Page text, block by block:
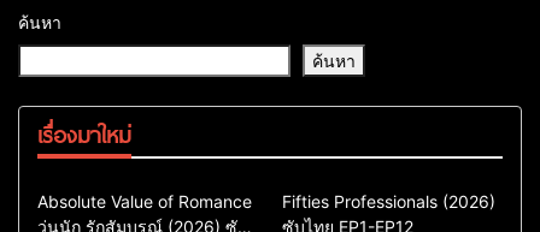
ค้นหา
ค้นหา
เรื่องมาใหม่
Comedy
Drama
ซีรี่ย์เกาหลี
Absolute Value of Romance
วุ่นนัก รักสัมบูรณ์ (2026) ซับ
Action & Adventure
Comedy
Drama
Fifties Professionals (2026)
ซับไทย EP1-EP12